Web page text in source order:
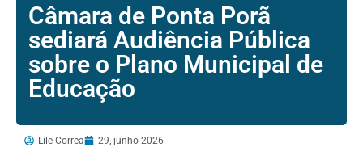
Câmara de Ponta Porã
sediará Audiência Pública
sobre o Plano Municipal de
Educação
Lile Correa 29, junho 2026